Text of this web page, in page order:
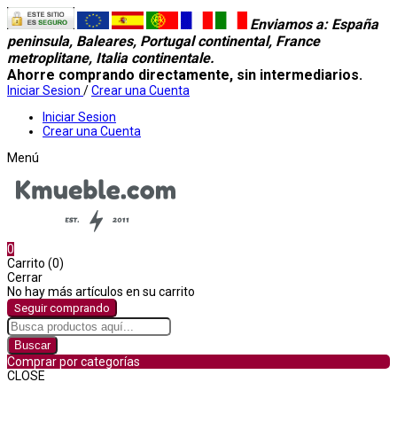
Enviamos a: España
peninsula, Baleares, Portugal continental, France
metroplitane, Italia continentale.
Ahorre comprando directamente, sin intermediarios.
Iniciar Sesion /Crear una Cuenta
Iniciar Sesion
Crear una Cuenta
Menú
0
Carrito (0)
Cerrar
No hay más artículos en su carrito
Seguir comprando
Buscar
Comprar por categorías
CLOSE